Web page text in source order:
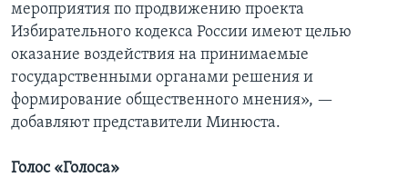
мероприятия по продвижению проекта
Избирательного кодекса России имеют целью
оказание воздействия на принимаемые
государственными органами решения и
формирование общественного мнения», —
добавляют представители Минюста.
Голос «Голоса»